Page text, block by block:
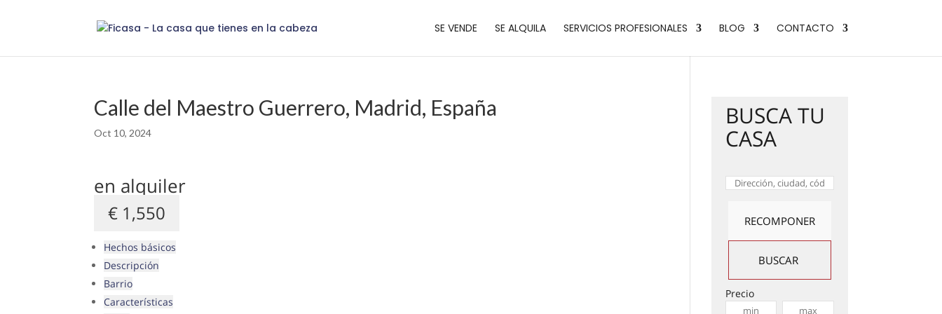
SE VENDE SE ALQUILA SERVICIOS PROFESIONALES BLOG CONTACTO
Calle del Maestro Guerrero, Madrid, España
Oct 10, 2024
en alquiler
€ 1,550
Hechos básicos
Descripción
Barrio
Características
BUSCA TU
CASA
Precio